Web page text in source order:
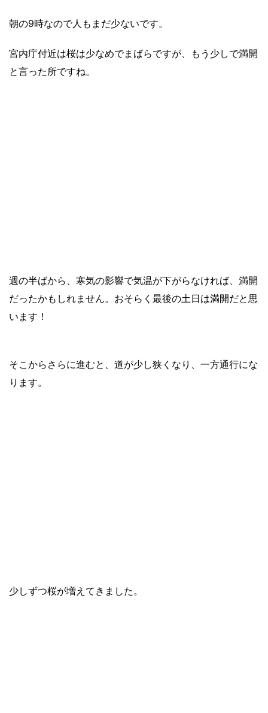
朝の9時なので人もまだ少ないです。
宮内庁付近は桜は少なめでまばらですが、もう少しで満開
と言った所ですね。
週の半ばから、寒気の影響で気温が下がらなければ、満開
だったかもしれません。おそらく最後の土日は満開だと思
います！
そこからさらに進むと、道が少し狭くなり、一方通行にな
ります。
少しずつ桜が増えてきました。